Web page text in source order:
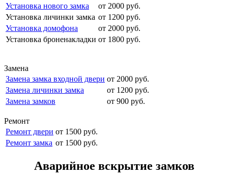
Установка нового замка
от 2000 руб.
Установка личинки замка от 1200 руб.
Установка домофона
от 2000 руб.
Установка броненакладки от 1800 руб.
Замена
Замена замка входной двери от 2000 руб.
Замена личинки замка
от 1200 руб.
Замена замков
от 900 руб.
Ремонт
Ремонт двери от 1500 руб.
Ремонт замка от 1500 руб.
Аварийное вскрытие замков